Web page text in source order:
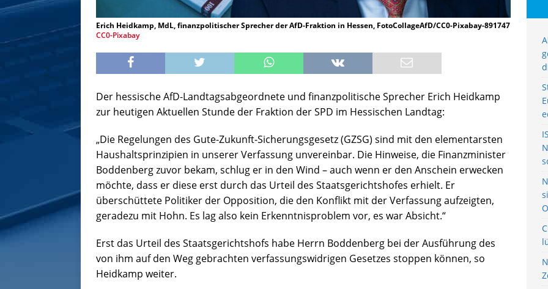
Erich Heidkamp, MdL, finanzpolitischer Sprecher der AfD-Fraktion in Hessen, FotoCollageAfD/CC0-Pixabay-891747
CC0-Pixabay
Der hessische AfD-Landtagsabgeordnete und finanzpolitische Sprecher Erich Heidkamp
zur heutigen Aktuellen Stunde der Fraktion der SPD im Hessischen Landtag:
„Die Regelungen des Gute-Zukunft-Sicherungsgesetz (GZSG) sind mit den elementarsten
Haushaltsprinzipien in unserer Verfassung unvereinbar. Die Hinweise, die Finanzminister
Boddenberg zuvor bekam, schlug er in den Wind – auch wenn er den Anschein erwecken
möchte, dass er diese erst durch das Urteil des Staatsgerichtshofes erhielt. Er
überschüttete Politiker der Opposition, die den Konflikt mit der Verfassung aufzeigten,
geradezu mit Hohn. Es lag also kein Erkenntnisproblem vor, es war Absicht.“
Erst das Urteil des Staatsgerichtshofs habe Herrn Boddenberg bei der Ausführung des
von ihm auf den Weg gebrachten verfassungswidrigen Gesetzes stoppen können, so
Heidkamp weiter.